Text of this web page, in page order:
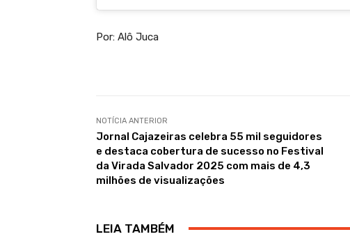
Por: Alô Juca
NOTÍCIA ANTERIOR
Jornal Cajazeiras celebra 55 mil seguidores
e destaca cobertura de sucesso no Festival
da Virada Salvador 2025 com mais de 4,3
milhões de visualizações
LEIA TAMBÉM